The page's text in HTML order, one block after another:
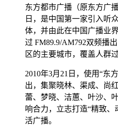
东方都市广播（原东方广
日，是中国第一家引入听
体，并由此在中国广播业
过 FM89.9/AM792双频播
区的主要城市，覆盖人群过
2010年3月21日，使用“东
出，集聚晓林、渠成、尚
蕾、梦晓、洁蕙、叶沙、
响合力，立志打造“精致
活广播。